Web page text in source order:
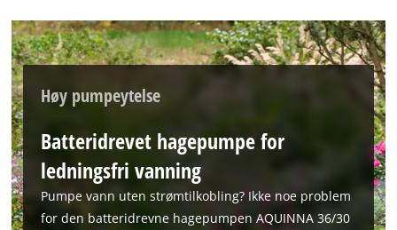
Høy pumpeytelse
Batteridrevet hagepumpe for
ledningsfri vanning
Pumpe vann uten strømtilkobling? Ikke noe problem
for den batteridrevne hagepumpen AQUINNA 36/30